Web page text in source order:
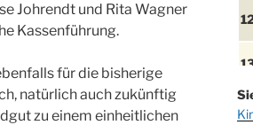
Johrendt und Rita Wagner
Kassenführung.
für die bisherige
natürlich auch zukünftig
zu einem einheitlichen